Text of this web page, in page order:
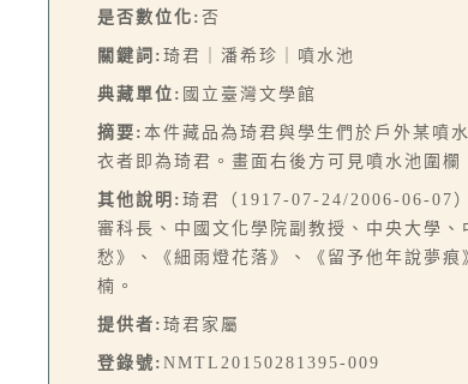
是否數位化: 否
關鍵詞: 琦君｜潘希珍｜噴水池
典藏單位: 國立臺灣文學館
摘要: 本件藏品為琦君與學生們於戶外某噴
衣者即為琦君。畫面右後方可見噴水池圍欄
其他說明: 琦君（1917-07-24/2006-06-07
審科長、中國文化學院副教授、中央大學
愁》、《細雨燈花落》、《留予他年說夢
楠。
提供者: 琦君家屬
登錄號: NMTL20150281395-009